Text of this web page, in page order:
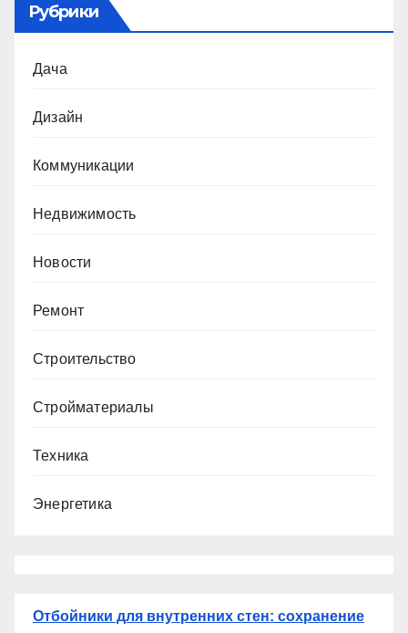
Рубрики
Дача
Дизайн
Коммуникации
Недвижимость
Новости
Ремонт
Строительство
Стройматериалы
Техника
Энергетика
Отбойники для внутренних стен: сохранение